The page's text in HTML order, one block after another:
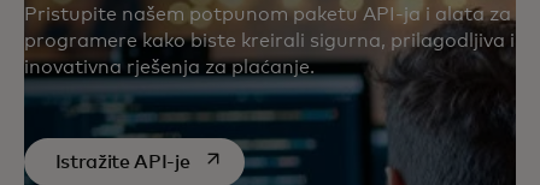
Pristupite našem potpunom paketu API-ja i alata za
programere kako biste kreirali sigurna, prilagodljiva i
inovativna rješenja za plaćanje.
Istražite API-jeopens in a new tab